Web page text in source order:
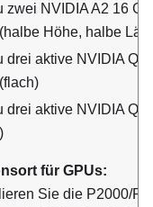
zwei NVIDIA A2 16
Höhe, halbe
drei aktive NVIDIA
drei aktive NVIDIA
für GPUs:
Sie die P2000/